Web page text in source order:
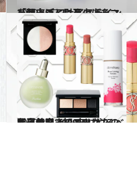
2020.5.17
「顔上げ」に耳の上をマッサージ フェイスラインを頭皮ごと引き上げる
ビューティ＆ヘルス
2020.3.7
九星気学で知るあなたの開運美容 2020年にやるべき自分磨きのコツは？
ビューティ＆ヘルス